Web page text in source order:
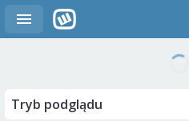
Tryb podglądu